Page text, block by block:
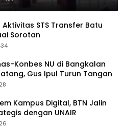
Aktivitas STS Transfer Batu
Sorotan
Konbes NU di Bangkalan
Gus Ipul Turun Tangan
Kampus Digital, BTN Jalin
dengan UNAIR